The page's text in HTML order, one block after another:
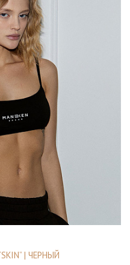
| ЧЕРНЫЙ